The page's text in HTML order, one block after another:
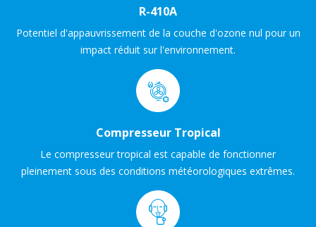
R-410A
Potentiel d'appauvrissement de la couche d'ozone nul pour un
impact réduit sur l'environnement.
Compresseur Tropical
Le compresseur tropical est capable de fonctionner
pleinement sous des conditions météorologiques extrêmes.